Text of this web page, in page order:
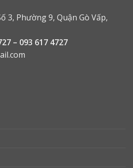
3, Phường 9, Quận Gò Vấp,
– 093 617 4727